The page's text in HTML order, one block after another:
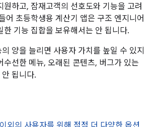
원하고, 잠재고객의 선호도와 기능을 고려
어 초등학생용 계산기 앱은 구조 엔지니어
한 기능 집합을 보유해서는 안 됩니다.
양을 늘리면 사용자 가치를 높일 수 있지
수선한 메뉴, 오래된 콘텐츠, 버그가 있는
됩니다.